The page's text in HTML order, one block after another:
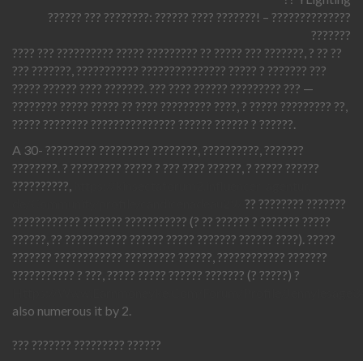
?????? ??? ????????: ?????? ???? ???????! – ??????????????
???????
???? ??? ?????????? ????? ????????? ?? ????? ??? ???????, ? ?? ??
??? ???????, ??????????? ??????????????? ????? ? ??????? ???
????? ?????? ???? ???????. ??? ???? ?????? ????????? ??? —
???????? ????? ????? ?? ???? ????????? ????, ? ????? ????????? ??,
????? ???????? ??????????????? ?????? ?????? ? ??????.
A 30- ????????? ????????? ????????, ??????????, ???????
????????. ? ????????? ????? ? ??? ???? ??????, ? ????? ??????
??????????,
?? ???????? ???????
???????????? ??????? ??????????? (? ?? ?????? ? ??????? ?????
??????, ?? ??????????? ?????? ????? ??????? ?????? ????). ?????
??????? ???????????? ????????? ??????, ???????????? ???????
??????????? ? ???, ????? ????? ?????? ??????? (? ?????) ?
also numerous it by 2.
??? ??????? ????????? ??????